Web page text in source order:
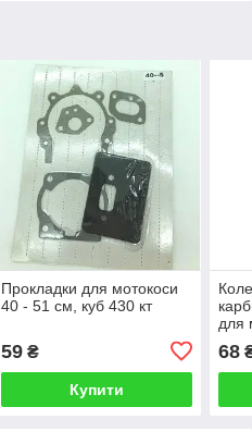
Прокладки для мотокоси
40 - 51 см, куб 430 кт
59₴
Купити
для
68